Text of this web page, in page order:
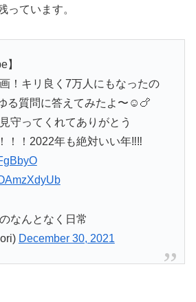
っています。
】
！キリ良く7万人にもなったの
る質問に答えてみたよ〜☺️🍗
守ってくれてありがとう
！！2022年も絶対いい年‼️‼️
なんとなく日常
December 30, 2021